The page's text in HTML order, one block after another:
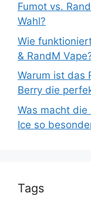
Fumot vs.
Wahl?
Wie
& RandM
Warum ist das
Berry die
Was macht die
Ice so
Tags